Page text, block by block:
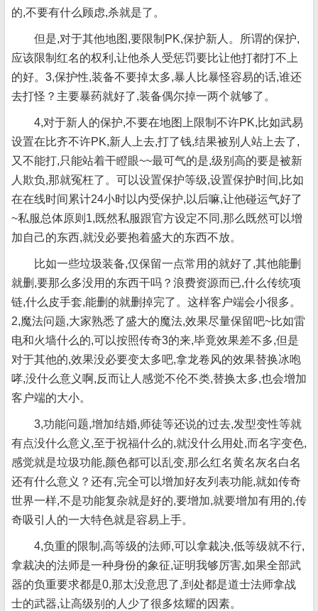
的,不要有什么顾虑,杀就是了。
但是,对于其他地图,要限制PK,保护新人。所谓的保护,
应该限制红名的权利,让他杀人受惩罚要比让他打都打不上
的好。3,保护性,装备不要掉太多,暴人比暴怪容易的话,谁还
去打怪？主要暴药就好了,装备偶尔掉一两个就够了。
4,对于新人的保护,不要在地图上限制不许PK,比如武易
设置在比齐不许PK,新人上去,打了钱,结果被别人站上去了,
又不能打,只能站着干瞪眼~~最可气的是,级别高的要是被新
人欺负,那就冤枉了。可以设置保护等级,设置保护时间,比如
在在线时间累计24小时以内受保护,以后嘛,让他碰运气好了
~私服总体原则1,既然私服跟官方设定不同,那么既然可以增
加自己的东西,就没必要抱着盛大的东西不放。
比如一些垃圾装备,仅保留一点常用的就好了,其他能删
就删,要那么多没用的东西干吗？浪费资源而已,什么传统项
链,什么皮手套,能删的就删掉完了。这样客户端会小很多。
2,魔法问题,大家熟悉了盛大的魔法,效果尽量保留吧~比如雷
电和火墙什么的,可以按照传奇3的来,毕竟效果差不多,但是
对于其他的,效果没必要变太多吧,拿龙卷风的效果替换冰咆
哮,没什么意义啊,反而让人感觉不伦不类,替换太多,也会增加
客户端的大小。
3,功能问题,增加结婚,师徒等还说的过去,发型变性等就
有点没什么意义,至于祝福什么的,就没什么用处,而名字变色,
感觉就是垃圾功能,颜色都可以乱变,那么红名黄名灰名白名
还有什么意义？还有,完全可以增加好友列表功能,就如传奇
世界一样,不是功能复杂就是好的,要增加,就要增加有用的,传
奇吸引人的一大特色就是容易上手。
4,负重的限制,高等级的法师,可以拿裁决,低等级就不行,
拿裁决的法师是一种身份的象征,证明我够厉害,如果全部武
器的负重要求都是0,那太没意思了,到处都是道士法师拿战
士的武器,让高级别的人少了很多炫耀的因素。